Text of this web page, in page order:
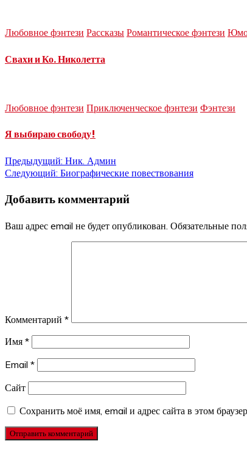
Любовное фэнтези Рассказы Романтическое фэнтези
Свахи и Ко. Николетта
Любовное фэнтези Приключенческое фэнтези Фэнтези
Я выбираю свободу!
Навигация
записям
Предыдущий: Ник. Админ
Следующий: Биографические повествования
Добавить комментарий
Ваш адрес email не будет опубликован. Обязательные
Комментарий *
Имя *
Email *
Сайт
Сохранить моё имя, email и адрес сайта в этом